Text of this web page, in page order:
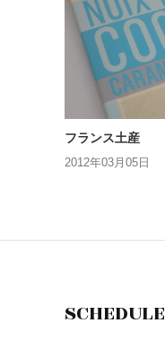
フランス土産
2012年03月05日
SCHEDULE